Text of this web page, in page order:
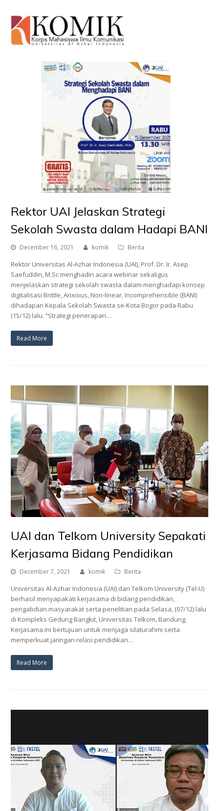
Rektor UAI Jelaskan Strategi
Sekolah Swasta dalam Hadapi BANI
December 16, 2021 komik Berita
Rektor Universitas Al-Azhar Indonesia (UAI), Prof. Dr. Ir. Asep
Saefuddin, M.Sc menghadiri acara webinar sekaligus
menjelaskan strategi sekolah swasta dalam menghadapi konsep
digitalisasi Brittle, Anxious, Non-linear, Incomprehensible (BANI)
dihadapan Kepala Sekolah Swasta se-Kota Bogor pada Rabu
(15/12) lalu. “Strategi penerapan…
Read More
UAI dan Telkom University Sepakati
Kerjasama Bidang Pendidikan
December 7, 2021 komik Berita
Universitas Al-Azhar Indonesia (UAI) dan Telkom University (Tel-U)
berhasil menyapakati kerjasama di bidang pendidikan,
pengabdian masyarakat serta penelitian pada Selasa, (07/12) lalu
di Kompleks Gedung Bangkit, Universitas Telkom, Bandung.
Kerjasama ini bertujuan untuk menjaga silaturahmi serta
memperkuat jaringan relasi pendidikan…
Read More